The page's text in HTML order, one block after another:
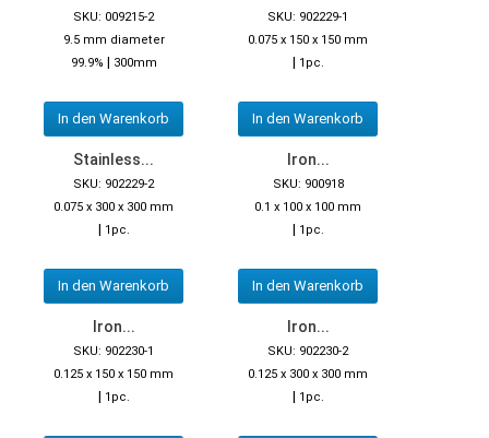
SKU: 009215-2
9.5 mm diameter
99.9% | 300mm
In den Warenkorb
SKU: 902229-1
0.075 x 150 x 150 mm
| 1pc.
In den Warenkorb
Stainless...
SKU: 902229-2
0.075 x 300 x 300 mm
| 1pc.
In den Warenkorb
Iron...
SKU: 900918
0.1 x 100 x 100 mm
| 1pc.
In den Warenkorb
Iron...
SKU: 902230-1
0.125 x 150 x 150 mm
| 1pc.
Iron...
SKU: 902230-2
0.125 x 300 x 300 mm
| 1pc.